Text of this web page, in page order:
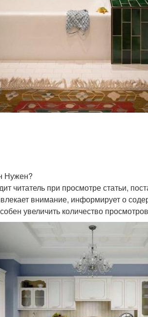
Нужен?
читатель при просмотре статьи,
внимание, информирует о
увеличить количество